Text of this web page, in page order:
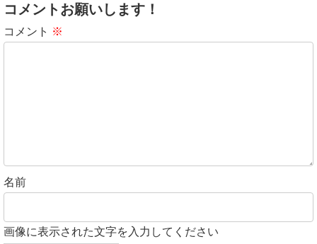
コメントお願いします！
コメント ※
名前
画像に表示された文字を入力してください